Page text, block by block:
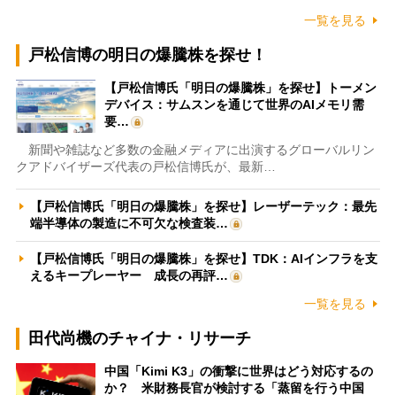
一覧を見る
戸松信博の明日の爆騰株を探せ！
【戸松信博氏「明日の爆騰株」を探せ】トーメン
デバイス：サムスンを通じて世界のAIメモリ需
要…
新聞や雑誌など多数の金融メディアに出演するグローバルリン
クアドバイザーズ代表の戸松信博氏が、最新…
【戸松信博氏「明日の爆騰株」を探せ】レーザーテック：最先
端半導体の製造に不可欠な検査装…
【戸松信博氏「明日の爆騰株」を探せ】TDK：AIインフラを支
えるキープレーヤー 成長の再評…
一覧を見る
田代尚機のチャイナ・リサーチ
中国「Kimi K3」の衝撃に世界はどう対応するの
か？ 米財務長官が検討する「蒸留を行う中国